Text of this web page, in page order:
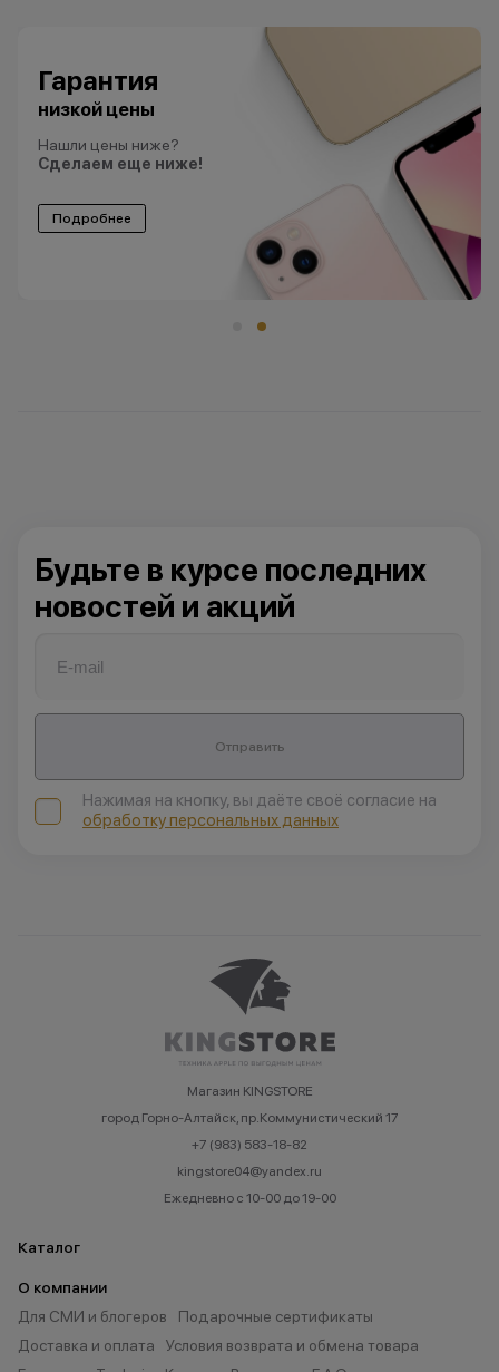
Гарантия
низкой цены
Нашли цены ниже?
Сделаем еще ниже!
Подробнее
Будьте в курсе последних
новостей и акций
Отправить
Нажимая на кнопку, вы даёте своё согласие на
обработку персональных данных
Магазин KINGSTORE
город Горно-Алтайск, пр.Коммунистический 17
+7 (983) 583-18-82
kingstore04@yandex.ru
Ежедневно с 10-00 до 19-00
Каталог
О компании
Для СМИ и блогеров
Подарочные сертификаты
Доставка и оплата
Условия возврата и обмена товара